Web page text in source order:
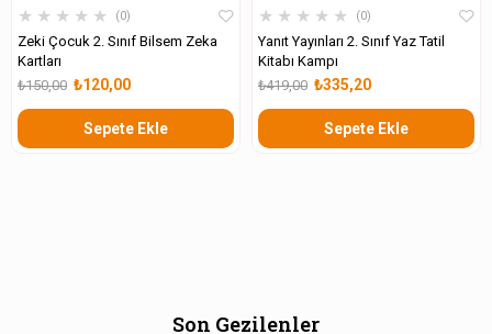
★ ★ ★ ★ ★ 0
Zeki Çocuk 2. Sınıf Bilsem Zeka
Kartları
₺120,00
₺150,00
Sepete Ekle
★ ★ ★ ★ ★ 0
Yanıt Yayınları 2. Sınıf Yaz Tatil
Kitabı Kampı
₺335,20
₺419,00
Sepete Ekle
Son Gezilenler